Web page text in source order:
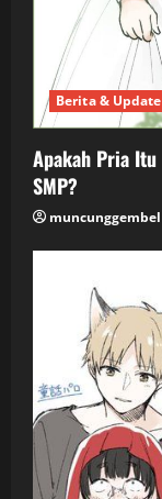
Berita & Update
Apakah Pria Itu
SMP?
muncunggembel